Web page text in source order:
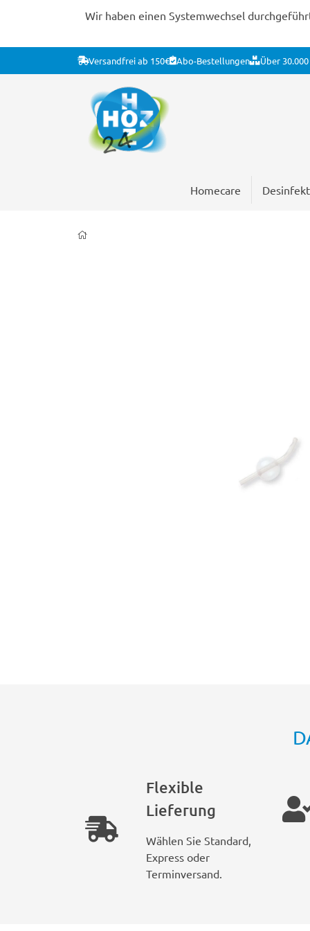
Wir haben einen Systemwechsel
Versandfrei ab 150€ Abo-Bestellungen Über
Homecare
Flexible
Lieferung
Wählen Sie Standard,
Express oder
Terminversand.